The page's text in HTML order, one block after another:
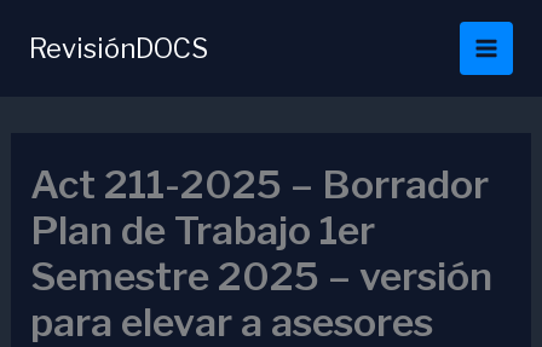
RevisiónDOCS
Act 211-2025 – Borrador
Plan de Trabajo 1er
Semestre 2025 – versión
para elevar a asesores